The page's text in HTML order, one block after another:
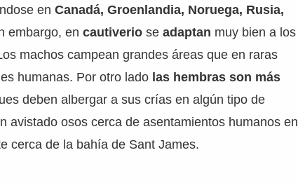
enCanadá, Groenlandia, Noruega, Rusia,
embargo, encautiverioseadaptan muy bien a los
machos campean grandes áreas que en raras
humanas. Por otro lado las hembras son más
deben albergar a sus crías en algún tipo de
avistado osos cerca de asentamientos humanos en
cerca de la bahía de Sant James.